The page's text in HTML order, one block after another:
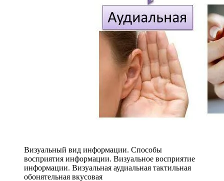
Визуальный вид информации. Способы
восприятия информации. Визуальное восприятие
информации. Визуальная аудиальная тактильная
обонятельная вкусовая